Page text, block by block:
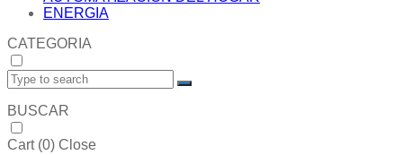
ENERGIA
CATEGORIA
BUSCAR
Cart (0) Close